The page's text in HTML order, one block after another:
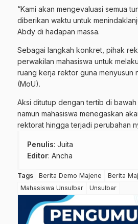
“Kami akan mengevaluasi semua
diberikan waktu untuk
Abdy di hadapan massa.
Sebagai langkah konkret, pihak
perwakilan mahasiswa untuk
ruang kerja rektor guna menyusun
(MoU).
Aksi ditutup dengan tertib di bawah
namun mahasiswa menegaskan
rektorat hingga terjadi perubahan
Penulis: Juita
Editor: Ancha
Tags Berita Demo Majene
Berita
Mahasiswa Unsulbar
Unsulbar